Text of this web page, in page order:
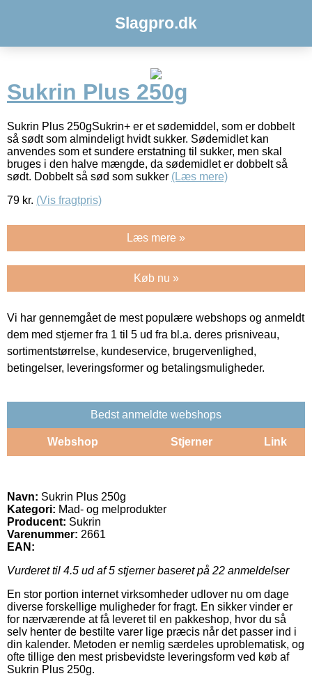
Slagpro.dk
Sukrin Plus 250g
Sukrin Plus 250gSukrin+ er et sødemiddel, som er dobbelt
så sødt som almindeligt hvidt sukker. Sødemidlet kan
anvendes som et sundere erstatning til sukker, men skal
bruges i den halve mængde, da sødemidlet er dobbelt så
sødt. Dobbelt så sød som sukker (Læs mere)
79 kr. (Vis fragtpris)
Læs mere »
Køb nu »
Vi har gennemgået de mest populære webshops og anmeldt
dem med stjerner fra 1 til 5 ud fra bl.a. deres prisniveau,
sortimentstørrelse, kundeservice, brugervenlighed,
betingelser, leveringsformer og betalingsmuligheder.
Bedst anmeldte webshops
Webshop Stjerner Link
Navn: Sukrin Plus 250g
Kategori: Mad- og melprodukter
Producent: Sukrin
Varenummer: 2661
EAN:
Vurderet til 4.5 ud af 5 stjerner baseret på 22 anmeldelser
En stor portion internet virksomheder udlover nu om dage
diverse forskellige muligheder for fragt. En sikker vinder er
for nærværende at få leveret til en pakkeshop, hvor du så
selv henter de bestilte varer lige præcis når det passer ind i
din kalender. Metoden er nemlig særdeles uproblematisk, og
ofte tillige den mest prisbevidste leveringsform ved køb af
Sukrin Plus 250g.